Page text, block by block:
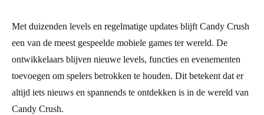
Met duizenden levels en regelmatige updates blijft Candy Crush
een van de meest gespeelde mobiele games ter wereld. De
ontwikkelaars blijven nieuwe levels, functies en evenementen
toevoegen om spelers betrokken te houden. Dit betekent dat er
altijd iets nieuws en spannends te ontdekken is in de wereld van
Candy Crush.